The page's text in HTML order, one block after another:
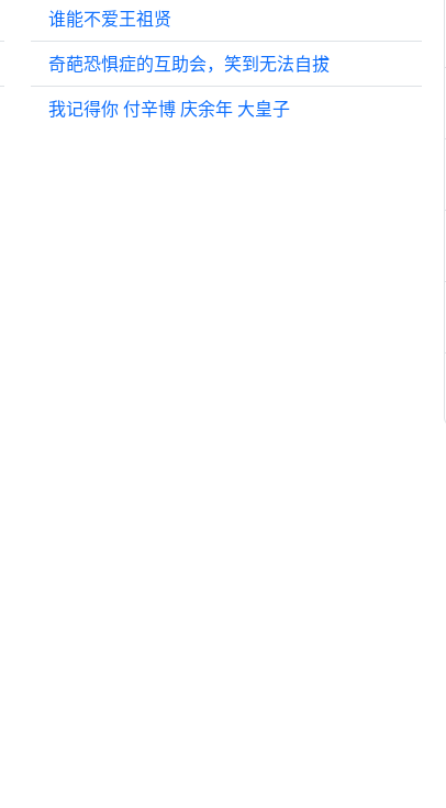
谁能不爱王祖贤
奇葩恐惧症的互助会，笑到无法自拔
我记得你 付辛博 庆余年 大皇子